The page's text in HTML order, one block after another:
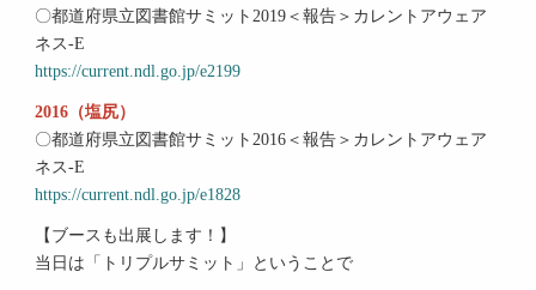
〇都道府県立図書館サミット2019＜報告＞カレントアウェア
ネス-E
https://current.ndl.go.jp/e2199
2016（塩尻）
〇都道府県立図書館サミット2016＜報告＞カレントアウェア
ネス-E
https://current.ndl.go.jp/e1828
【ブースも出展します！】
当日は「トリプルサミット」ということで